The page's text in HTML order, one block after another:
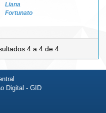
Liana
Fortunato
4 a 4 de 4
Digital - GID